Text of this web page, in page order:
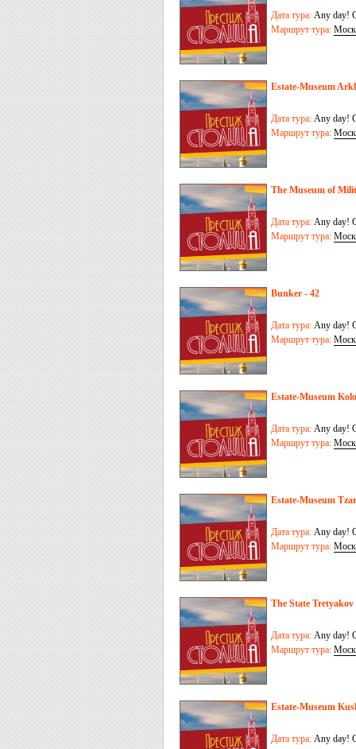
Дата тура: Any day!
Маршрут тура:
Estate-Museum
Дата тура: Any day!
Маршрут тура:
The Museum of
Дата тура: Any day!
Маршрут тура:
Bunker - 42
Дата тура: Any day!
Маршрут тура:
Estate-Museum
Дата тура: Any day!
Маршрут тура:
Estate-Museum
Дата тура: Any day!
Маршрут тура:
The State Tretyakov
Дата тура: Any day!
Маршрут тура:
Estate-Museum
Дата тура: Any day!